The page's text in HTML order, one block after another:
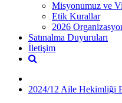
Misyonumuz ve
Etik Kurallar
2026
Satınalma Duyuruları
İletişim
2024/12 Aile Hekimliği